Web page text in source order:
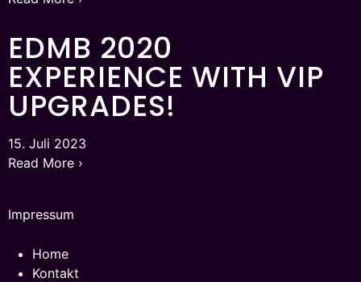
EDMB 2020
EXPERIENCE WITH VIP
UPGRADES!
15. Juli 2023
Read More ›
Impressum
Home
Kontakt